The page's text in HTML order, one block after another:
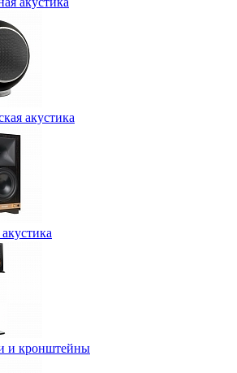
акустика
и кронштейны